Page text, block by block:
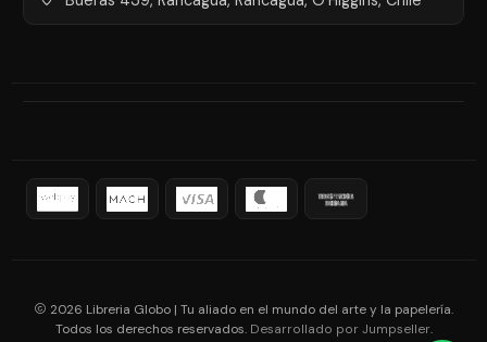
2026 Libreria Globo | Tu aliado en el mundo del arte y la papelería.
Todos los derechos reservados. Desarrollado por Jumpseller.